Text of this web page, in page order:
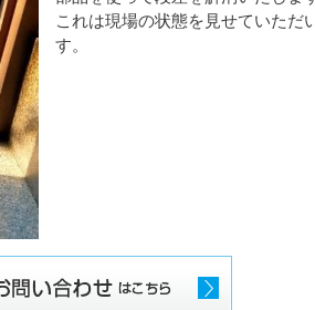
これは現場の状態を見せていただ
す。